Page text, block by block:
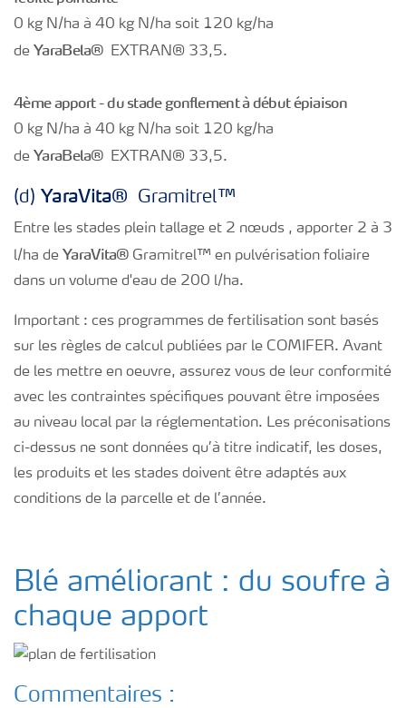
0 kg N/ha à 40 kg N/ha soit 120 kg/ha
de YaraBela® EXTRAN® 33,5.
4ème apport - du stade gonflement à début épiaison
0 kg N/ha à 40 kg N/ha soit 120 kg/ha
de YaraBela® EXTRAN® 33,5.
(d) YaraVita® Gramitrel™
Entre les stades plein tallage et 2 nœuds , apporter 2 à 3
l/ha de YaraVita® Gramitrel™ en pulvérisation foliaire
dans un volume d'eau de 200 l/ha.
Important : ces programmes de fertilisation sont basés
sur les règles de calcul publiées par le COMIFER. Avant
de les mettre en oeuvre, assurez vous de leur conformité
avec les contraintes spécifiques pouvant être imposées
au niveau local par la réglementation. Les préconisations
ci-dessus ne sont données qu’à titre indicatif, les doses,
les produits et les stades doivent être adaptés aux
conditions de la parcelle et de l’année.
Blé améliorant : du soufre à
chaque apport
Commentaires :